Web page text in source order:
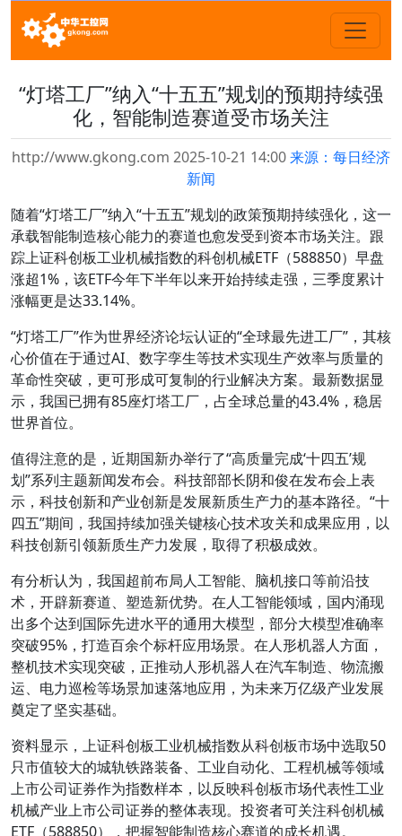
“灯塔工厂”纳入“十五五”规划的预期持续强
化，智能制造赛道受市场关注
http://www.gkong.com 2025-10-21 14:00来源：每日经济
新闻
随着“灯塔工厂”纳入“十五五”规划的政策预期持续强化，这一
承载智能制造核心能力的赛道也愈发受到资本市场关注。跟
踪上证科创板工业机械指数的科创机械ETF（588850）早盘
涨超1%，该ETF今年下半年以来开始持续走强，三季度累计
涨幅更是达33.14%。
“灯塔工厂”作为世界经济论坛认证的“全球最先进工厂”，其核
心价值在于通过AI、数字孪生等技术实现生产效率与质量的
革命性突破，更可形成可复制的行业解决方案。最新数据显
示，我国已拥有85座灯塔工厂，占全球总量的43.4%，稳居
世界首位。
值得注意的是，近期国新办举行了“高质量完成‘十四五’规
划”系列主题新闻发布会。科技部部长阴和俊在发布会上表
示，科技创新和产业创新是发展新质生产力的基本路径。“十
四五”期间，我国持续加强关键核心技术攻关和成果应用，以
科技创新引领新质生产力发展，取得了积极成效。
有分析认为，我国超前布局人工智能、脑机接口等前沿技
术，开辟新赛道、塑造新优势。在人工智能领域，国内涌现
出多个达到国际先进水平的通用大模型，部分大模型准确率
突破95%，打造百余个标杆应用场景。在人形机器人方面，
整机技术实现突破，正推动人形机器人在汽车制造、物流搬
运、电力巡检等场景加速落地应用，为未来万亿级产业发展
奠定了坚实基础。
资料显示，上证科创板工业机械指数从科创板市场中选取50
只市值较大的城轨铁路装备、工业自动化、工程机械等领域
上市公司证券作为指数样本，以反映科创板市场代表性工业
机械产业上市公司证券的整体表现。投资者可关注科创机械
ETF（588850），把握智能制造核心赛道的成长机遇。